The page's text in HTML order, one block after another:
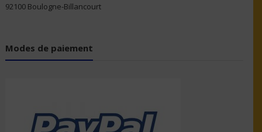
92100 Boulogne-Billancourt
Modes de paiement